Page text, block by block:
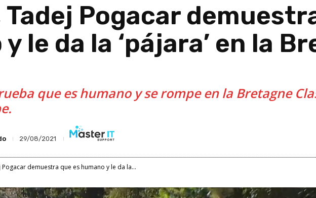
Pogacar
le da la ‘pájara’ en la
que es humano y se rompe en la Bretagne
29/08/2021
demuestra que es humano y le da la...